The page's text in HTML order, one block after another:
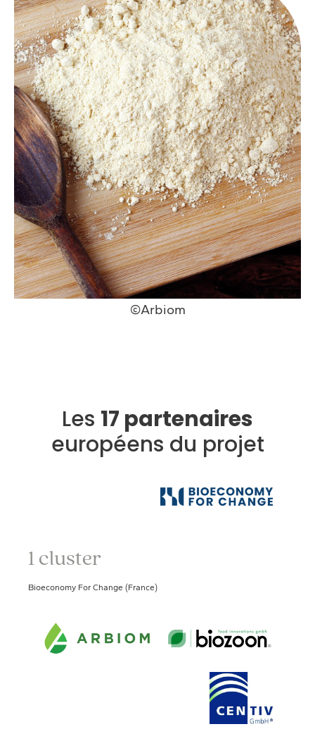
©Arbiom
Les 17 partenaires
européens du projet
1 cluster
Bioeconomy For Change (France)